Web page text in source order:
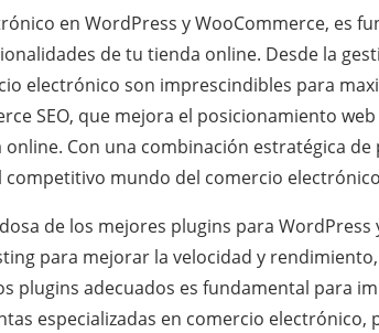
en WordPress y WooCommerce, es
de tu tienda online. Desde la
electrónico son imprescindibles para
SEO, que mejora el posicionamiento
Con una combinación estratégica
competitivo mundo del comercio
de los mejores plugins para
para mejorar la velocidad y
plugins adecuados es fundamental para
especializadas en comercio